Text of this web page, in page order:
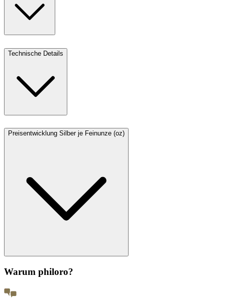
Technische Details
Preisentwicklung Silber je Feinunze (oz)
Warum philoro?